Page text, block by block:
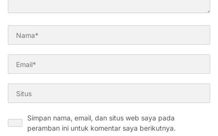
Simpan nama, email, dan situs web saya pada
peramban ini untuk komentar saya berikutnya.